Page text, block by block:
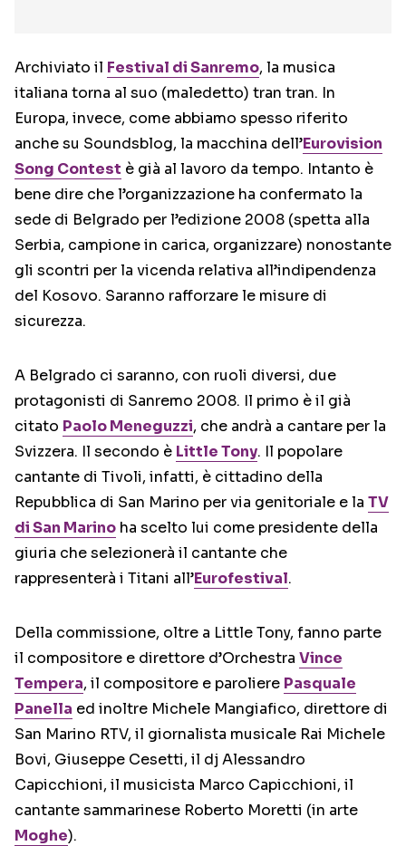
Archiviato il Festival di Sanremo, la musica
italiana torna al suo (maledetto) tran tran. In
Europa, invece, come abbiamo spesso riferito
anche su Soundsblog, la macchina dell’Eurovision
Song Contest è già al lavoro da tempo. Intanto è
bene dire che l’organizzazione ha confermato la
sede di Belgrado per l’edizione 2008 (spetta alla
Serbia, campione in carica, organizzare) nonostante
gli scontri per la vicenda relativa all’indipendenza
del Kosovo. Saranno rafforzare le misure di
sicurezza.
A Belgrado ci saranno, con ruoli diversi, due
protagonisti di Sanremo 2008. Il primo è il già
citato Paolo Meneguzzi, che andrà a cantare per la
Svizzera. Il secondo è Little Tony. Il popolare
cantante di Tivoli, infatti, è cittadino della
Repubblica di San Marino per via genitoriale e la TV
di San Marino ha scelto lui come presidente della
giuria che selezionerà il cantante che
rappresenterà i Titani all’Eurofestival.
Della commissione, oltre a Little Tony, fanno parte
il compositore e direttore d’Orchestra Vince
Tempera, il compositore e paroliere Pasquale
Panella ed inoltre Michele Mangiafico, direttore di
San Marino RTV, il giornalista musicale Rai Michele
Bovi, Giuseppe Cesetti, il dj Alessandro
Capicchioni, il musicista Marco Capicchioni, il
cantante sammarinese Roberto Moretti (in arte
Moghe).